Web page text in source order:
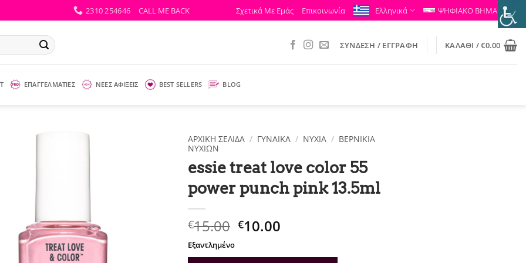
2310 254646 CALL ME BACK Σχετικά Με Εμάς Επικοινωνία Ελληνικά ΨΗΦΙΑΚΟ ΒΗΜΑ
ΣΎΝΔΕΣΗ / ΕΓΓΡΑΦΉ ΚΑΛΆΘΙ /€0.00
ΕΠΑΓΓΕΛΜΑΤΙΕΣ ΝΕΕΣ ΑΦΙΞΕΙΣ BEST SELLERS BLOG
ΑΡΧΙΚΉ ΣΕΛΊΔΑ / ΓΥΝΑΙΚΑ / ΝΎΧΙΑ / ΒΕΡΝΊΚΙΑ
ΝΥΧΙΏΝ
essie treat love color 55
power punch pink 13.5ml
€15.00 Original
was:
€10.00
τιμή
Εξαντλημένο